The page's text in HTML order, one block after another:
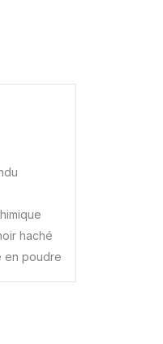
haché
en poudre